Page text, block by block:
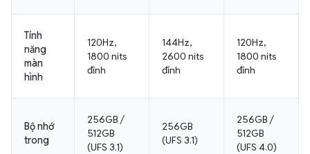
Tính
năng
màn
hình
120Hz,
1800 nits
đỉnh
144Hz,
2600 nits
đỉnh
120Hz,
1800 nits
đỉnh
Bộ nhớ
trong
256GB /
512GB
(UFS 3.1)
256GB
(UFS 3.1)
256GB /
512GB
(UFS 4.0)